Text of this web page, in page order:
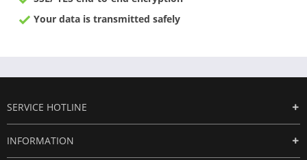
Your data is transmitted safely
SERVICE HOTLINE
INFORMATION